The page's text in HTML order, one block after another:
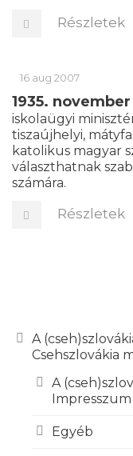
Részletek
16 aug 2007
1935. november
iskolaügyi
tiszaújhelyi,
katolikus magyar
választhatnak
számára.
Részletek
A
Csehszlovákia
A
Impresszum
Egyéb